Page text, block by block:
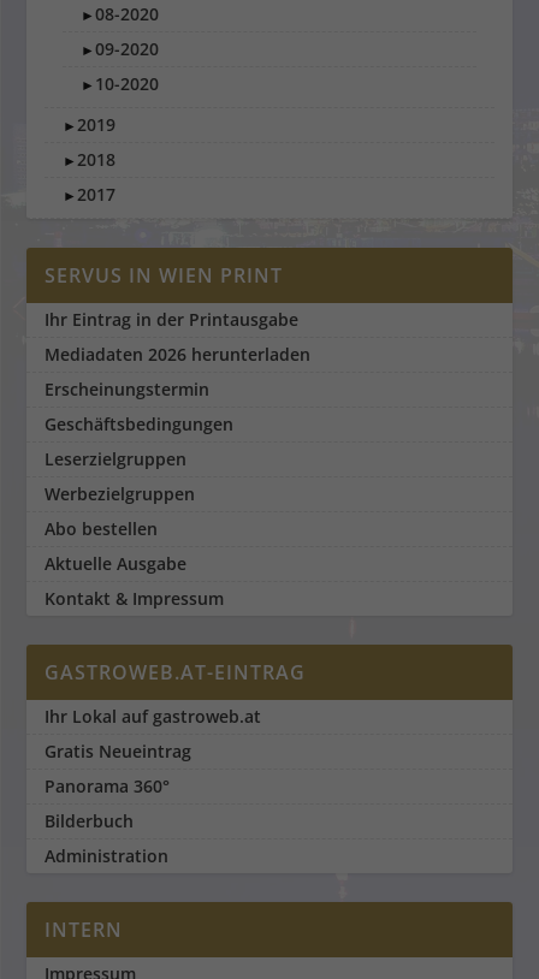
►08-2020
►09-2020
► 10-2020
►2019
►2018
►2017
SERVUS IN WIEN PRINT
Ihr Eintrag in der Printausgabe
Mediadaten 2026 herunterladen
Erscheinungstermin
Geschäftsbedingungen
Leserzielgruppen
Werbezielgruppen
Abo bestellen
Aktuelle Ausgabe
Kontakt & Impressum
GASTROWEB.AT-EINTRAG
Ihr Lokal auf gastroweb.at
Gratis Neueintrag
Panorama 360°
Bilderbuch
Administration
INTERN
Impressum